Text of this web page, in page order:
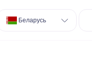
Беларусь